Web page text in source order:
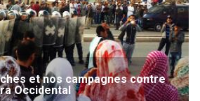
et nos campagnes contre
Occidental